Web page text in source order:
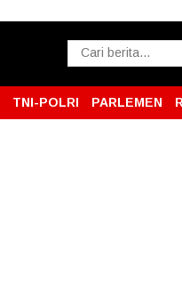
TNI-POLRI PARLEMEN